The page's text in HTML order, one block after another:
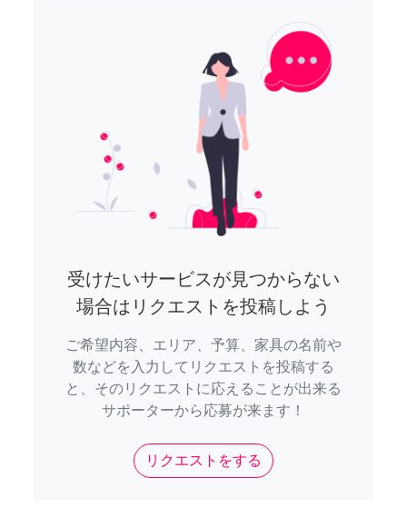
受けたいサービスが見つからない
場合はリクエストを投稿しよう
ご希望内容、エリア、予算、家具の名前や
数などを入力してリクエストを投稿する
と、そのリクエストに応えることが出来る
サポーターから応募が来ます！
リクエストをする